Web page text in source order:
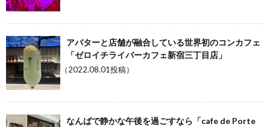
アバターと店舗が融合している世界初のコンカフェ
「ゼロイチライバーカフェ新宿三丁目店」
（2022.08.01投稿）
なんばで静かな午後を過ごすなら「cafe de Porte